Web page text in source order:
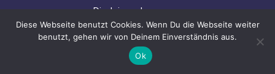
Disclaimer∙Impressum
Datenschutzerklärung
© Gladbach-Plus.de 2025
Diese Webseite benutzt Cookies. Wenn Du die Webseite weiter
benutzt, gehen wir von Deinem Einverständnis aus.
Ok